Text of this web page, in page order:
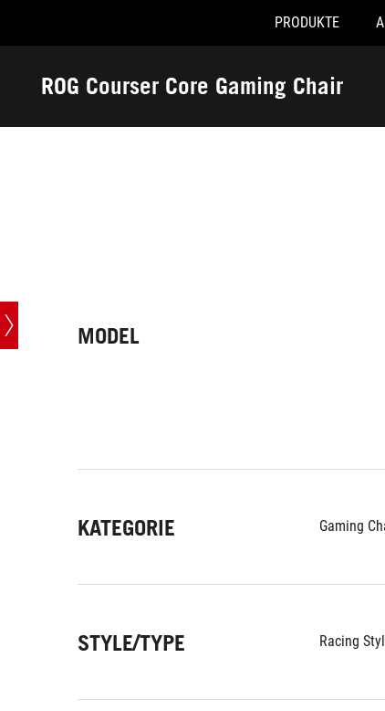
Accessibility links
PRODUKTE
ROG Courser Core Gaming Chair
Technische
MODEL
KATEGORIE Gaming
STYLE/TYPE Racing